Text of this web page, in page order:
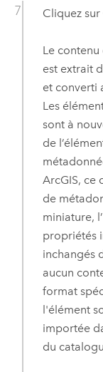
Cliquez sur
Le
est extrait
et converti
Les
sont à
de
ArcGIS, ce
de
miniature,
propriétés
inchangés
aucun
format
l'élément
importée
du